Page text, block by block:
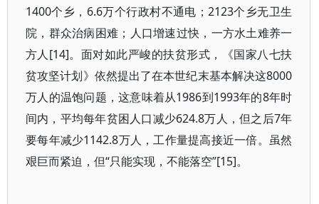
1400个乡，6.6万个行政村不通电；2123个乡无卫生
院，群众治病困难；人口增速过快，一方水土难养一
方人[14]。面对如此严峻的扶贫形式，《国家八七扶
贫攻坚计划》依然提出了在本世纪末基本解决这8000
万人的温饱问题，这意味着从1986到1993年的8年时
间内，平均每年贫困人口减少624.8万人，但之后7年
要每年减少1142.8万人，工作量提高接近一倍。虽然
艰巨而紧迫，但“只能实现，不能落空”[15]。